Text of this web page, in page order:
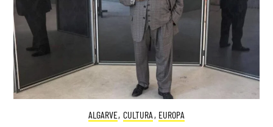
ALGARVE, CULTURA , EUROPA